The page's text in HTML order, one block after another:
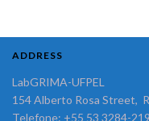
ADDRESS
LabGRIMA-UFPEL
154 Alberto Rosa Street,
Telefone: +55 53 3284-